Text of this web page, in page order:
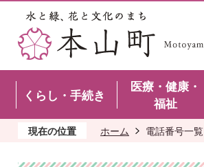
くらし・手続き
医療・健康・
福祉
現在の位置 ホーム 電話番号一覧